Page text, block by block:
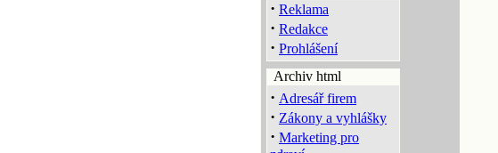
· Reklama
· Redakce
· Prohlášení
Archiv html
· Adresář firem
· Zákony a vyhlášky
· Marketing pro